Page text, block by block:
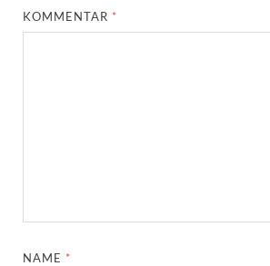
KOMMENTAR *
NAME *